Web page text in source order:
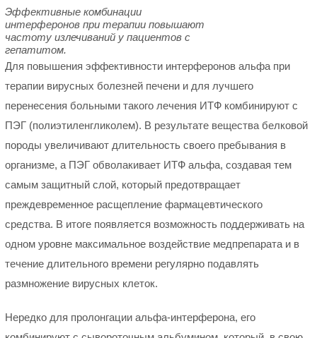
Эффективные комбинации
интерферонов при терапии повышают
частоту излечиваний у пациентов с
гепатитом.
Для повышения эффективности интерферонов альфа при
терапии вирусных болезней печени и для лучшего
перенесения больными такого лечения ИТФ комбинируют с
ПЭГ (полиэтиленгликолем). В результате вещества белковой
породы увеличивают длительность своего пребывания в
организме, а ПЭГ обволакивает ИТФ альфа, создавая тем
самым защитный слой, который предотвращает
преждевременное расщепление фармацевтического
средства. В итоге появляется возможность поддерживать на
одном уровне максимальное воздействие медпрепарата и в
течение длительного времени регулярно подавлять
размножение вирусных клеток.
Нередко для пролонгации альфа-интерферона, его